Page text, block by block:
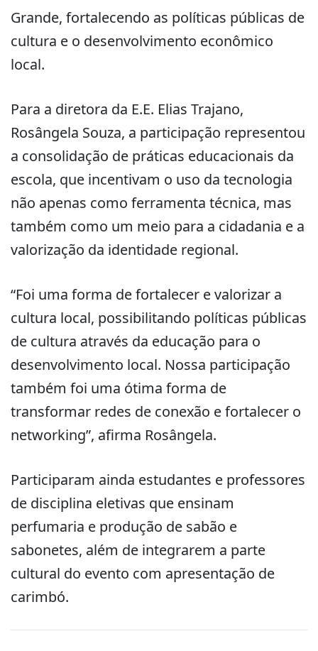
Grande, fortalecendo as políticas públicas de
cultura e o desenvolvimento econômico
local.
Para a diretora da E.E. Elias Trajano,
Rosângela Souza, a participação representou
a consolidação de práticas educacionais da
escola, que incentivam o uso da tecnologia
não apenas como ferramenta técnica, mas
também como um meio para a cidadania e a
valorização da identidade regional.
“Foi uma forma de fortalecer e valorizar a
cultura local, possibilitando políticas públicas
de cultura através da educação para o
desenvolvimento local. Nossa participação
também foi uma ótima forma de
transformar redes de conexão e fortalecer o
networking”, afirma Rosângela.
Participaram ainda estudantes e professores
de disciplina eletivas que ensinam
perfumaria e produção de sabão e
sabonetes, além de integrarem a parte
cultural do evento com apresentação de
carimbó.